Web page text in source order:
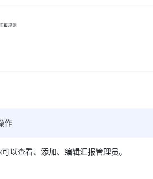
作
以查看、添加、编辑汇报管理员。